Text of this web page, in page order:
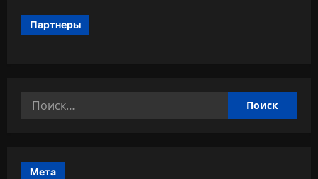
Партнеры
Найти:
Мета